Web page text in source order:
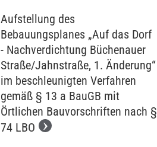
Aufstellung des
Bebauungsplanes „Auf das Dorf
- Nachverdichtung Büchenauer
Straße/Jahnstraße, 1. Änderung“
im beschleunigten Verfahren
gemäß § 13 a BauGB mit
Örtlichen Bauvorschriften nach §
74 LBO